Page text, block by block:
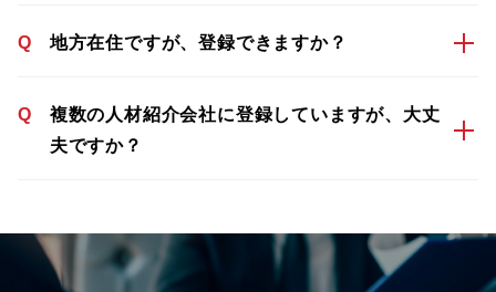
Q 地方在住ですが、登録できますか？
Q
複数の人材紹介会社に登録していますが、大丈
夫ですか？